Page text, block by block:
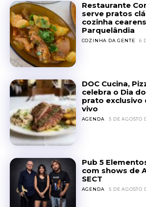
Restaurante
serve pratos
cozinha
Parquelândia
COZINHA DA GENTE 6
DOC Cucina,
celebra o Dia
prato exclusivo
vivo
AGENDA 5 DE AGOSTO
Pub 5
com shows de
SECT
AGENDA 5 DE AGOSTO